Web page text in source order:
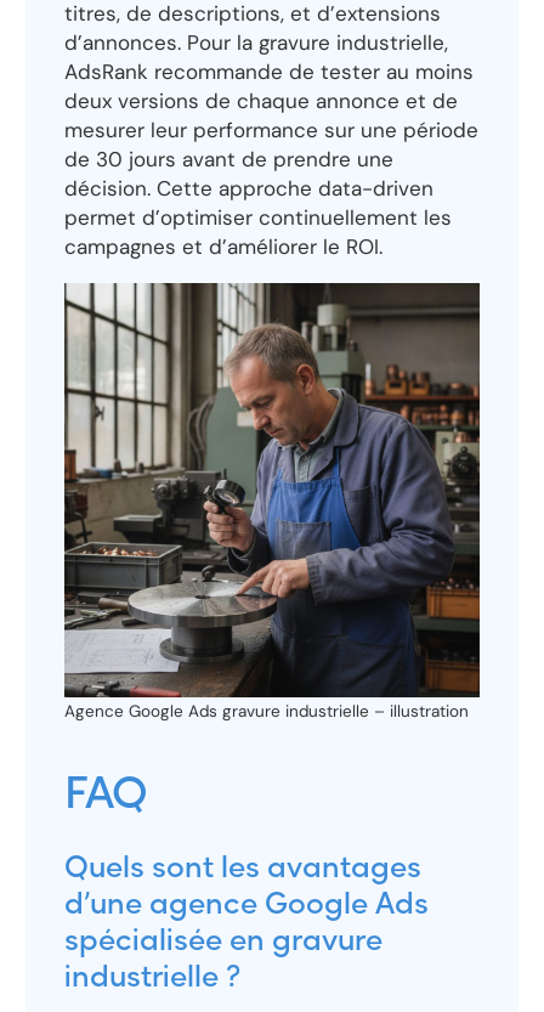
titres, de descriptions, et d’extensions
d’annonces. Pour la gravure industrielle,
AdsRank recommande de tester au moins
deux versions de chaque annonce et de
mesurer leur performance sur une période
de 30 jours avant de prendre une
décision. Cette approche data-driven
permet d’optimiser continuellement les
campagnes et d’améliorer le ROI.
Agence Google Ads gravure industrielle – illustration
FAQ
Quels sont les avantages
d’une agence Google Ads
spécialisée en gravure
industrielle ?